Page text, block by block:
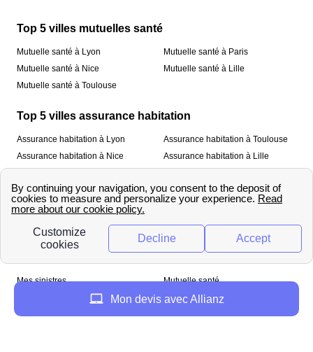
Top 5 villes mutuelles santé
Mutuelle santé à Lyon
Mutuelle santé à Nice
Mutuelle santé à Toulouse
Mutuelle santé à Paris
Mutuelle santé à Lille
Top 5 villes assurance habitation
Assurance habitation à Lyon
Assurance habitation à Nice
Assurance habitation à Toulouse
Assurance habitation à Lille
À propos
Qui sommes-nous ? Mentions légales
Mes sinistres
Assurance habitation
Mutuelle santé
Mon devis avec Allianz